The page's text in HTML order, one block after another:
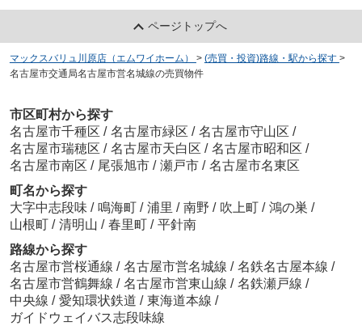
ページトップへ
マックスバリュ川原店（エムワイホーム） > (売買・投資)路線・駅から探す >
名古屋市交通局名古屋市営名城線の売買物件
市区町村から探す
名古屋市千種区 / 名古屋市緑区 / 名古屋市守山区 /
名古屋市瑞穂区 / 名古屋市天白区 / 名古屋市昭和区 /
名古屋市南区 / 尾張旭市 / 瀬戸市 / 名古屋市名東区
町名から探す
大字中志段味 / 鳴海町 / 浦里 / 南野 / 吹上町 / 鴻の巣 /
山根町 / 清明山 / 春里町 / 平針南
路線から探す
名古屋市営桜通線 / 名古屋市営名城線 / 名鉄名古屋本線 /
名古屋市営鶴舞線 / 名古屋市営東山線 / 名鉄瀬戸線 /
中央線 / 愛知環状鉄道 / 東海道本線 /
ガイドウェイバス志段味線